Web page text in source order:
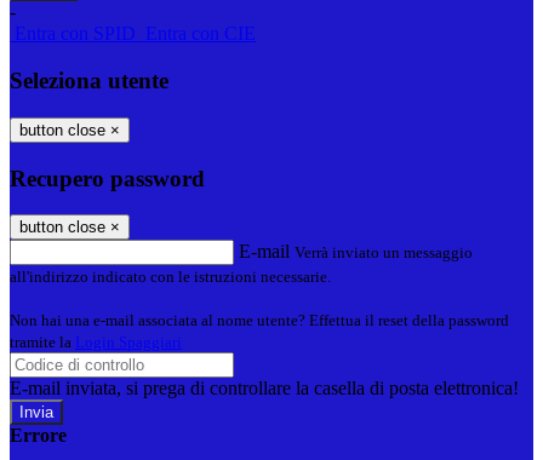
-
Entra con SPID
Entra con CIE
Seleziona utente
button close ×
Recupero password
button close ×
E-mail Verrà inviato un messaggio
all'indirizzo indicato con le istruzioni necessarie.
Non hai una e-mail associata al nome utente? Effettua il reset della password
tramite la Login Spaggiari
E-mail inviata, si prega di controllare la casella di posta elettronica!
Errore